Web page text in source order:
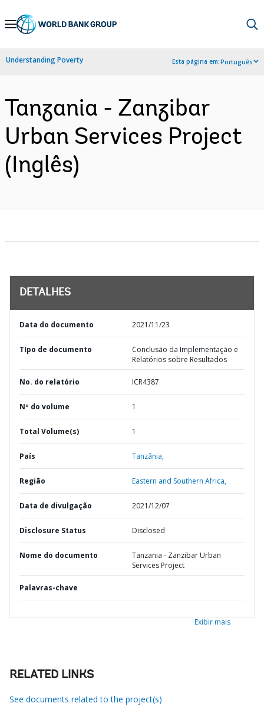
Skip
Navigation
Understanding Poverty Esta página em:Português
Tanzania - Zanzibar
Urban Services Project
(Inglês)
DETALHES
Data do documento 2021/11/23
TIpo de documento
Conclusão da Implementação e
Relatórios sobre Resultados
No. do relatório ICR4387
Nº do volume 1
Total Volume(s) 1
País Tanzânia,
Região Eastern and Southern Africa,
Data de divulgação 2021/12/07
Disclosure Status Disclosed
Nome do documento
Tanzania - Zanzibar Urban
Services Project
Palavras-chave
Exibir mais
RELATED LINKS
See documents related to the project(s)